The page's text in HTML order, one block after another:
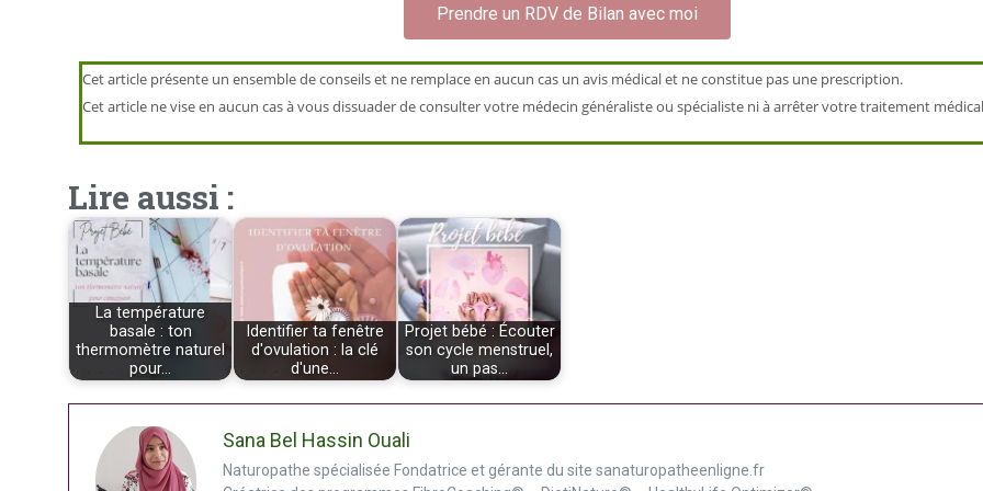
Prendre un RDV de Bilan avec moi
Cet article présente un ensemble de conseils et ne remplace en aucun cas un avis médical et ne constitue pas une prescription.
Cet article ne vise en aucun cas à vous dissuader de consulter votre médecin généraliste ou spécialiste ni à arrêter votre traitement
Lire aussi :
La température
basale : ton
thermomètre naturel
pour…
Identifier ta fenêtre
d'ovulation : la clé
d'une…
Projet bébé : Écouter
son cycle menstruel,
un pas…
Sana Bel Hassin Ouali
Naturopathe spécialisée Fondatrice et gérante du site sanaturopatheenligne.fr